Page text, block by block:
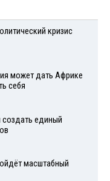
кризис
может дать Африке
себя
единый
масштабный